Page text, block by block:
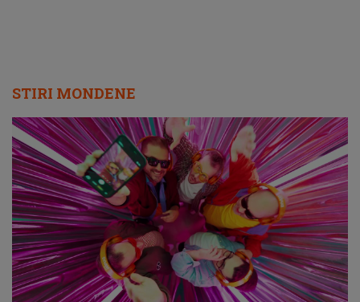
STIRI MONDENE